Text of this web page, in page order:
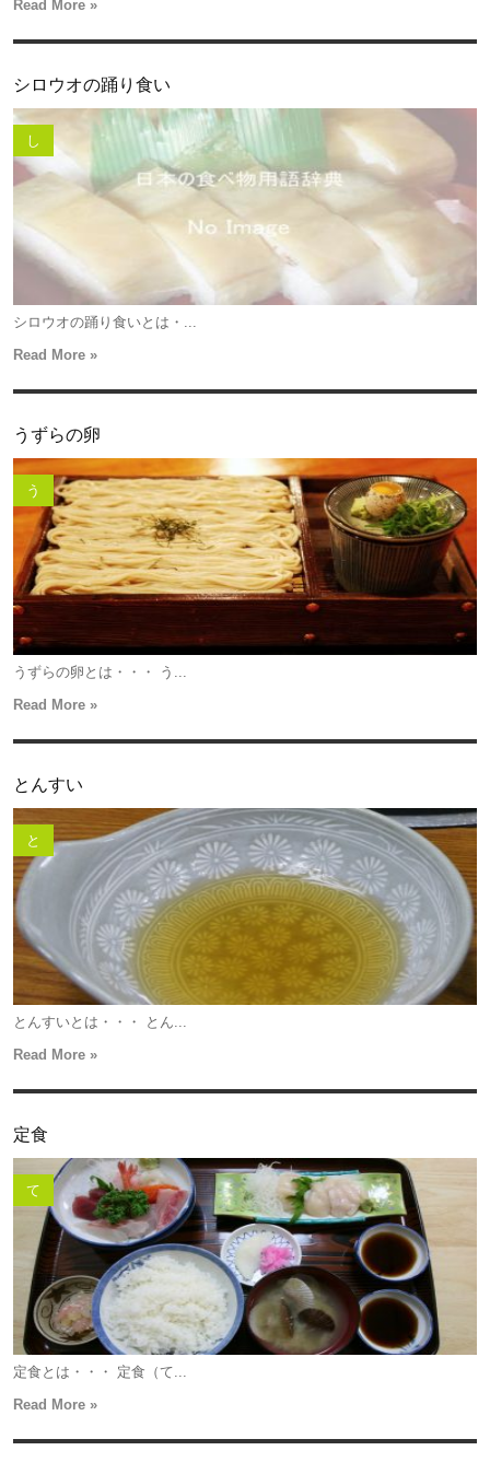
Read More »
シロウオの踊り食い
し
シロウオの踊り食いとは・...
Read More »
うずらの卵
う
うずらの卵とは・・・ う...
Read More »
とんすい
と
とんすいとは・・・ とん...
Read More »
定食
て
定食とは・・・ 定食（て...
Read More »